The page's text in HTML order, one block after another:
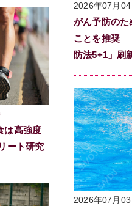
は高強度
ート研究
2026年07月04
がん予防のた
ことを推奨
防法5+1」刷
2026年07月03